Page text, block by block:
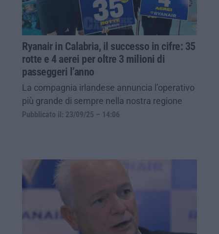
Ryanair in Calabria, il successo in cifre: 35
rotte e 4 aerei per oltre 3 milioni di
passeggeri l’anno
La compagnia irlandese annuncia l’operativo
più grande di sempre nella nostra regione
Pubblicato il: 23/09/25 – 14:06